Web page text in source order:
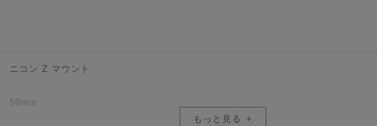
した設計自由度の向上により、ゴースト・フレアを効
り出し方式の採用、効果的なレンズ配置により、従来の
ニコン Z マウント
50mm
もっと見る